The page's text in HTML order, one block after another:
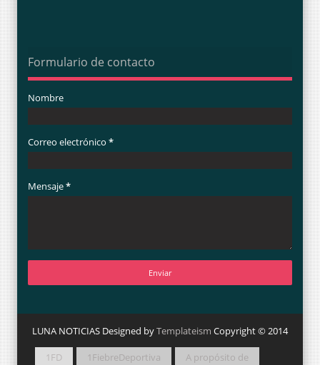
Formulario de contacto
Nombre
Correo electrónico *
Mensaje*
LUNA NOTICIAS Designed byTemplateism Copyright © 2014
1FD 1FiebreDeportiva
A propósito de